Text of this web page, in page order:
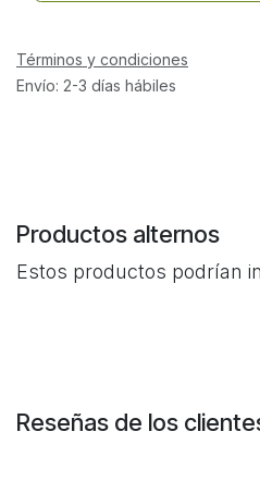
Términos y condiciones
Envío: 2-3 días hábiles
Productos alternos
Estos productos podrían
Reseñas de los